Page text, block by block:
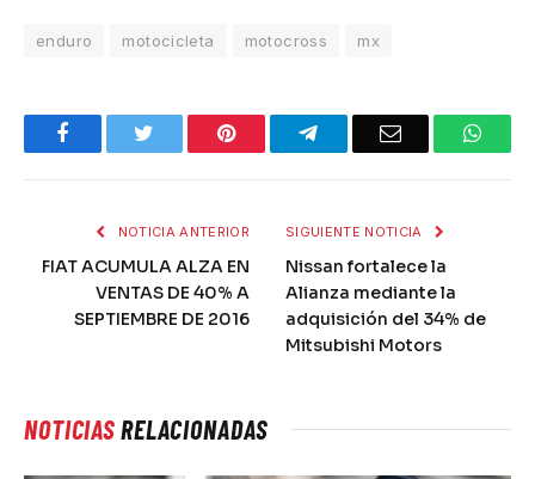
enduro motocicleta motocross mx
Facebook Pinterest TelegramEmail
NOTICIA ANTERIOR
FIAT ACUMULA ALZA EN
VENTAS DE 40% A
SEPTIEMBRE DE 2016
SIGUIENTE NOTICIA
Nissan fortalece la
Alianza mediante la
adquisición del 34% de
Mitsubishi Motors
NOTICIASRELACIONADAS